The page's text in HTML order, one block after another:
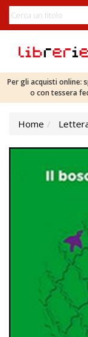
Per gli acquisti online:
o con tessera
Home